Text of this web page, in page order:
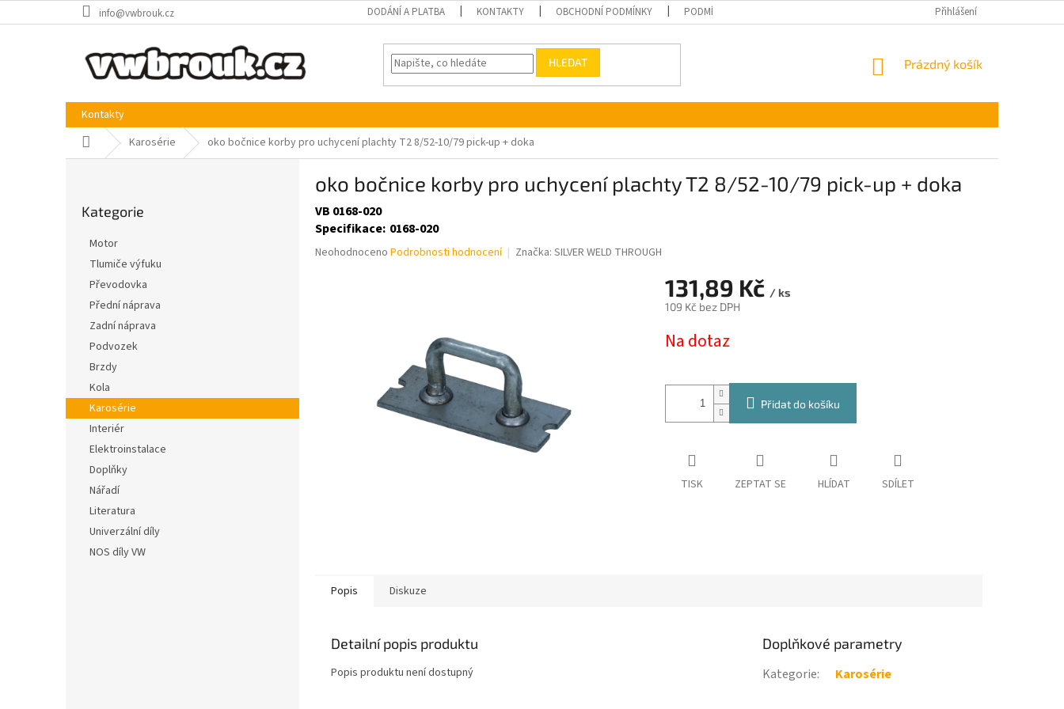
na
info@vwbrouk.cz DODÁNÍ A PLATBA KONTAKTY OBCHODNÍ PODMÍNKY PODMÍNKY OCHRANY OSOBNÍCH ÚDAJŮ Přihlášení
HLEDAT
NÁKUPNÍ
Prázdný košík
Kontakty
Domů Karosérie oko bočnice korby pro uchycení plachty T2 8/52-10/79 pick-up + doka
l
kategorie
Kategorie
Motor
Tlumiče výfuku
Převodovka
Přední náprava
Zadní náprava
Podvozek
Brzdy
Kola
Karosérie
Interiér
Elektroinstalace
Doplňky
Nářadí
Literatura
Univerzální díly
NOS díly VW
oko bočnice korby pro uchycení plachty T2 8/52-10/79 pick-up + doka
VB 0168-020
Specifikace: 0168-020
Průměrné
Neohodnoceno Podrobnosti hodnocení Značka: SILVER WELD THROUGH
131,89 Kč / ks
109 Kč bez DPH
cena:
Na dotaz
Přidat do košíku
TISK ZEPTAT SE HLÍDAT SDÍLET
Popis Diskuze
Detailní popis produktu
Popis produktu není dostupný
Doplňkové parametry
Kategorie: Karosérie